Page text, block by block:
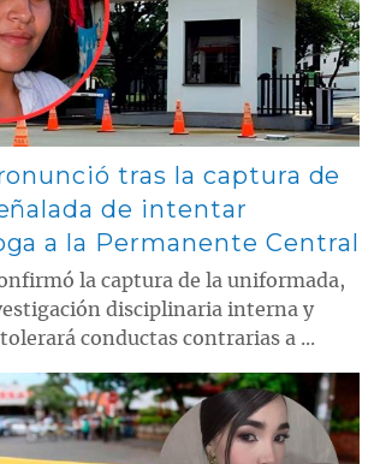
tras la captura de
de intentar
a la Permanente Central
la captura de la uniformada,
disciplinaria interna y
conductas contrarias a ...
principal